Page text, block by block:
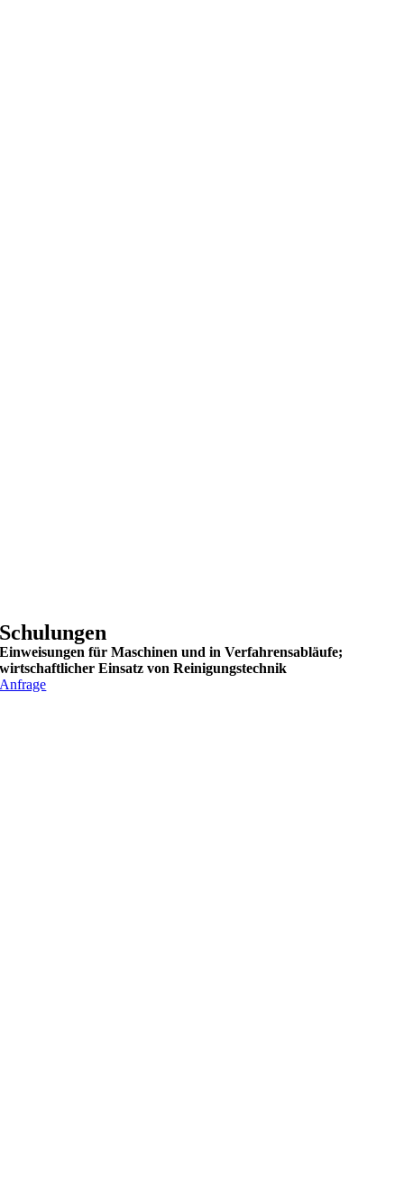
Schulungen
Einweisungen für Maschinen und in Verfahrensabläufe;
wirtschaftlicher Einsatz von Reinigungstechnik
Anfrage